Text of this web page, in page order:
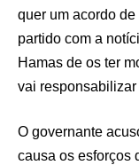
quer um acordo
partido com a
Hamas de os ter
vai responsabilizar
O governante
causa os esforços